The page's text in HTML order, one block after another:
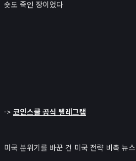
숏도 죽인 장이었다
-> 코인스쿨 공식 텔레그램
미국 분위기를 바꾼 건 미국 전략 비축 뉴스